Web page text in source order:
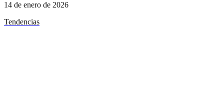
14 de enero de 2026
Tendencias